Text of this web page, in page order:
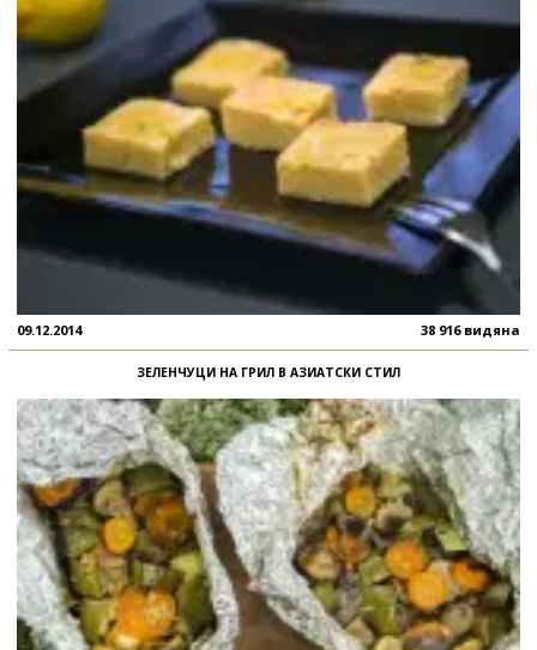
09.12.2014 38 916 видяна
ЗЕЛЕНЧУЦИ НА ГРИЛ В АЗИАТСКИ СТИЛ